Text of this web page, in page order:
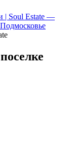
| Soul Estate —